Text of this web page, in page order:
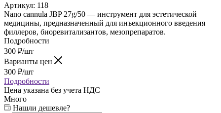
Артикул: 118
Nano cannula JBP 27g/50 — инструмент для эстетической
медицины, предназначенный для инъекционного введения
филлеров, биоревитализантов, мезопрепаратов.
Подробности
300 ₽/шт
Варианты цен
300 ₽/шт
Подробности
Цена указана без учета НДС
Много
Нашли дешевле?